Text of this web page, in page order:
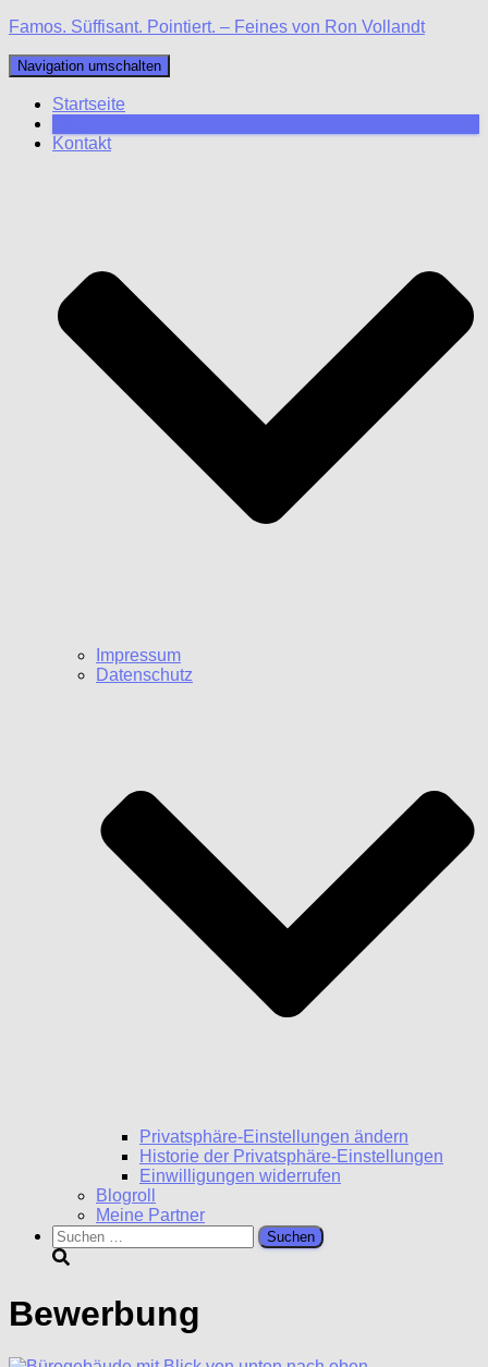
Famos. Süffisant. Pointiert. – Feines von Ron Vollandt
Navigation umschalten
Startseite
Kontakt
Impressum
Datenschutz
Privatsphäre-Einstellungen ändern
Historie der Privatsphäre-Einstellungen
Einwilligungen widerrufen
Blogroll
Meine Partner
Suchen
nach:
Bewerbung